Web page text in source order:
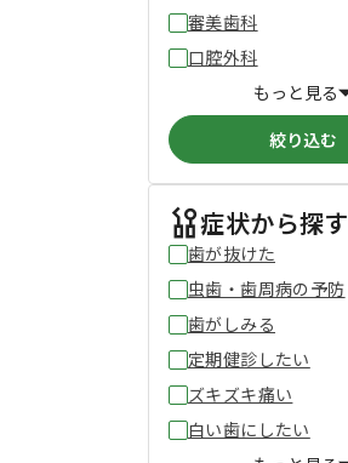
審美歯科
口腔外科
もっと見る
絞り込む
症状から探す
歯が抜けた
虫歯・歯周病の予防
歯がしみる
定期健診したい
ズキズキ痛い
白い歯にしたい